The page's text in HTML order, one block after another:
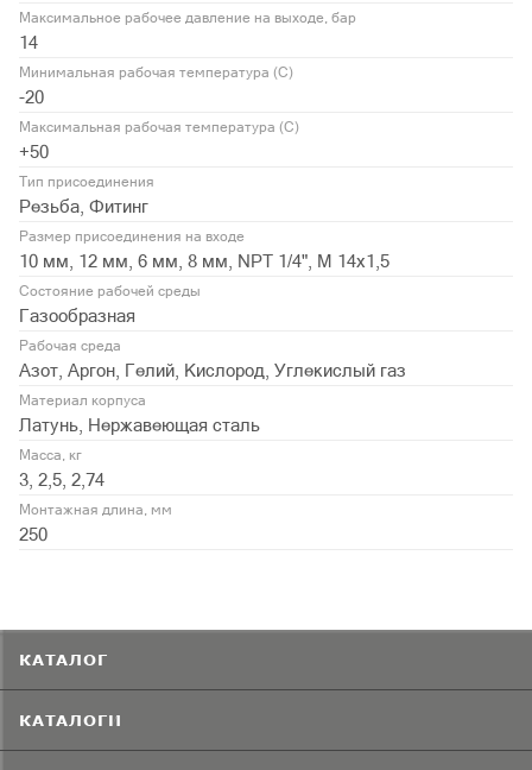
Максимальное рабочее давление на выходе, бар
14
Минимальная рабочая температура (С)
-20
Максимальная рабочая температура (С)
+50
Тип присоединения
Резьба, Фитинг
Размер присоединения на входе
10 мм, 12 мм, 6 мм, 8 мм, NPT 1/4", М 14х1,5
Состояние рабочей среды
Газообразная
Рабочая среда
Азот, Аргон, Гелий, Кислород, Углекислый газ
Материал корпуса
Латунь, Нержавеющая сталь
Масса, кг
3, 2,5, 2,74
Монтажная длина, мм
250
КАТАЛОГ
КАТАЛОГИ